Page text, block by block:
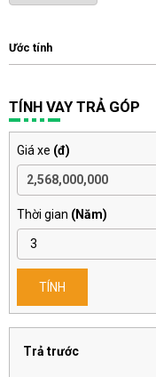
Ước tính
TÍNH VAY TRẢ GÓP
Giá xe (đ)
Thời gian (Năm)
TÍNH
Trả trước